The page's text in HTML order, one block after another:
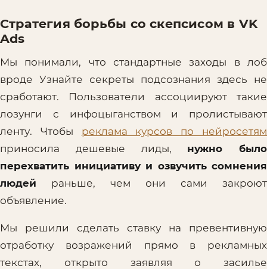
Стратегия борьбы со скепсисом в VK
Ads
Мы понимали, что стандартные заходы в лоб
вроде Узнайте секреты подсознания здесь не
сработают. Пользователи ассоциируют такие
лозунги с инфоцыганством и пролистывают
ленту. Чтобы реклама курсов по нейросетям
приносила дешевые лиды, нужно было
перехватить инициативу и озвучить сомнения
людей раньше, чем они сами закроют
объявление.
Мы решили сделать ставку на превентивную
отработку возражений прямо в рекламных
текстах, открыто заявляя о засилье